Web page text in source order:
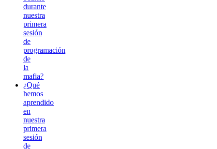
durante
nuestra
primera
sesión
de
programación
de
la
mafia?
¿Qué
hemos
aprendido
en
nuestra
primera
sesión
de